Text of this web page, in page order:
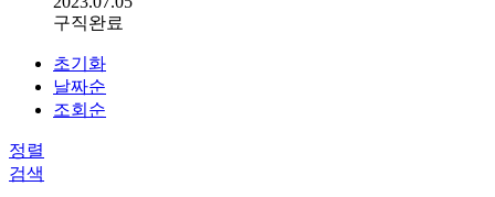
구직완료
초기화
날짜순
조회순
정렬
검색